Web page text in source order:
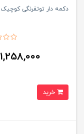
دکمه دار توتفرنگی کوچیک
1,258,000